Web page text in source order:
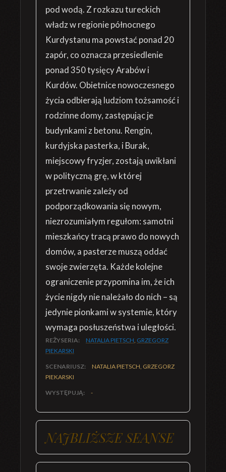
pod wodą. Z rozkazu tureckich
władz w regionie północnego
Kurdystanu ma powstać ponad 20
zapór, co oznacza przesiedlenie
ponad 350 tysięcy Arabów i
Kurdów. Obietnice nowoczesnego
życia odbierają ludziom tożsamość i
rodzinne domy, zastępując je
budynkami z betonu. Rengin,
kurdyjska pasterka, i Burak,
miejscowy fryzjer, zostają uwikłani
w polityczną grę, w której
przetrwanie zależy od
podporządkowania się nowym,
niezrozumiałym regułom: samotni
mieszkańcy tracą prawo do nowych
domów, a pasterze muszą oddać
swoje zwierzęta. Każde kolejne
ograniczenie przypomina im, że ich
życie nigdy nie należało do nich – są
jedynie pionkami w systemie, który
wymaga posłuszeństwa i uległości.
REŻYSERIA: NATALIA PIETSCH, GRZEGORZ
PIEKARSKI
SCENARIUSZ:
NATALIA PIETSCH, GRZEGORZ
PIEKARSKI
WYSTĘPUJĄ: -
NAJBLIŻSZE SEANSE